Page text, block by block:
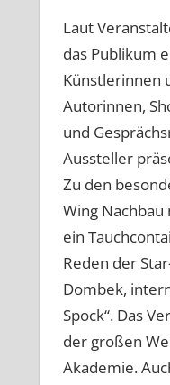
Laut
das Publikum
Künstlerinnen
Autorinnen,
und
Aussteller
Zu den
Wing
ein
Reden der
Dombek,
Spock“. Das
der großen
Akademie.